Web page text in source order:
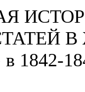
1842-